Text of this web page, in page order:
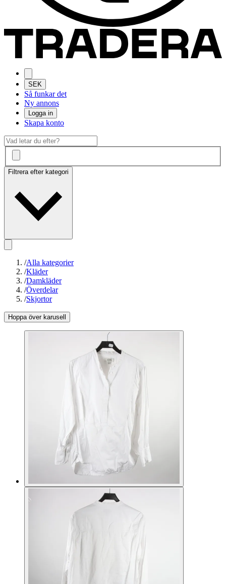
SEK
Så funkar det
Ny annons
Logga in
Skapa konto
Filtrera efter kategori
/Alla kategorier
/Kläder
/Damkläder
/Överdelar
/Skjortor
Hoppa över karusell